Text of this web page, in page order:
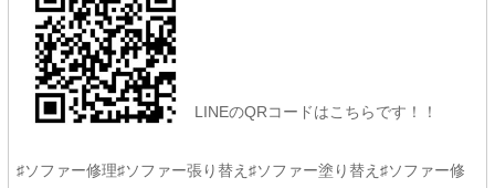
LINEのQRコードはこちらです！！
♯ソファー修理♯ソファー張り替え♯ソファー塗り替え♯ソファー修